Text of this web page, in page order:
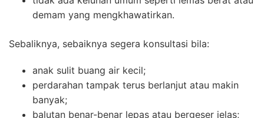
demam yang mengkhawatirkan.
Sebaliknya, sebaiknya segera konsultasi bila:
anak sulit buang air kecil;
perdarahan tampak terus berlanjut atau makin
banyak;
balutan benar-benar lepas atau bergeser jelas;